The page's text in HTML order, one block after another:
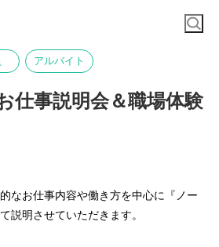
アルバイト
仕事説明会＆職場体験
なお仕事内容や働き方を中心に『ノー
説明させていただきます。